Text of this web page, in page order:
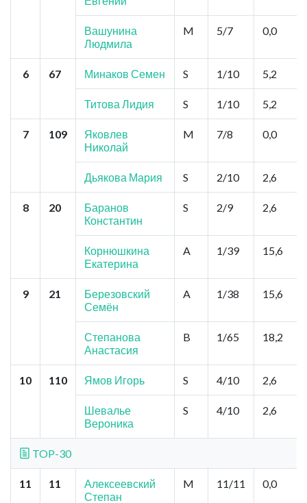
Вашунина
Людмила
M 5/7 0,0
6 67 Минаков Семен S 1/10 5,2
Титова Лидия S 1/10 5,2
7 109
Яковлев
Николай
M 7/8 0,0
Дьякова Мария S 2/10 2,6
8 20
Баранов
Константин
S 2/9 2,6
Корнюшкина
Екатерина
A 1/39 15,6
9 21
Березовский
Семён
A 1/38 15,6
Степанова
Анастасия
B 1/65 18,2
10 110 Ямов Игорь S 4/10 2,6
Шевалье
Вероника
S 4/10 2,6
TOP-30
11 11
Алексеевский
Степан
M 11/11 0,0